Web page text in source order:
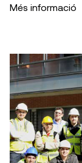
Més informació